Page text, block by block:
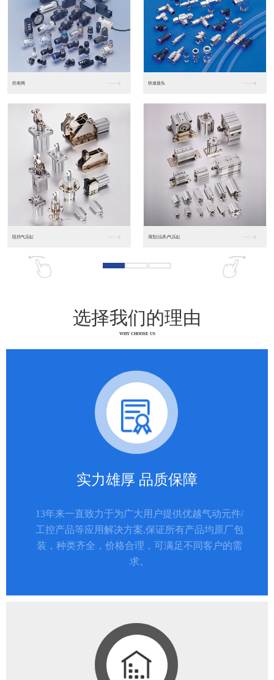
东莞松下PLC 松下人机界面GT07
松下人机界面DP10... 数字光钎传感器FX-...
选择我们的理由
WHY CHOOSE US
实力雄厚 品质保障
13年来一直致力于为广大用户提供优越气动元件/
工控产品等应用解决方案,保证所有产品均原厂包
装，种类齐全，价格合理，可满足不同客户的需
求。